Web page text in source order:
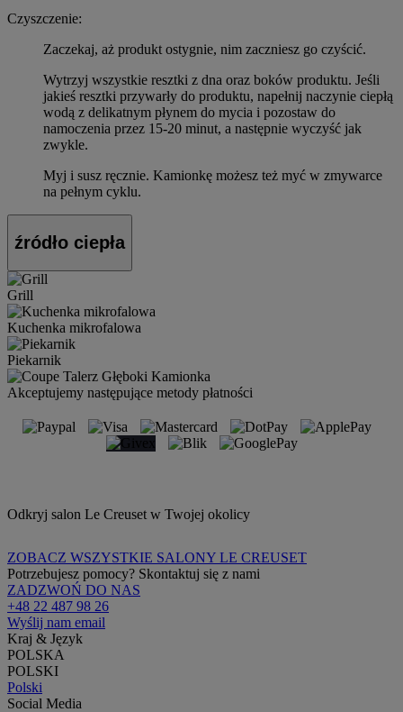
Czyszczenie:
Zaczekaj, aż produkt ostygnie, nim zaczniesz go czyścić.
Wytrzyj wszystkie resztki z dna oraz boków produktu. Jeśli
jakieś resztki przywarły do produktu, napełnij naczynie ciepłą
wodą z delikatnym płynem do mycia i pozostaw do
namoczenia przez 15-20 minut, a następnie wyczyść jak
zwykle.
Myj i susz ręcznie. Kamionkę możesz też myć w zmywarce
na pełnym cyklu.
źródło ciepła
Grill
Kuchenka mikrofalowa
Piekarnik
Akceptujemy następujące metody płatności
Odkryj salon Le Creuset w Twojej okolicy
ZOBACZ WSZYSTKIE SALONY LE CREUSET
Potrzebujesz pomocy? Skontaktuj się z nami
ZADZWOŃ DO NAS
+48 22 487 98 26
Wyślij nam email
Kraj & Język
POLSKA
POLSKI
Polski
Social Media